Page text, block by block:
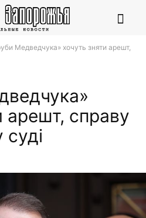
Медведчука» хочуть зняти арешт,
арешт, справу
суді